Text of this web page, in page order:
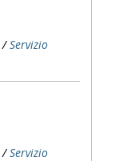
/Servizio
/Servizio